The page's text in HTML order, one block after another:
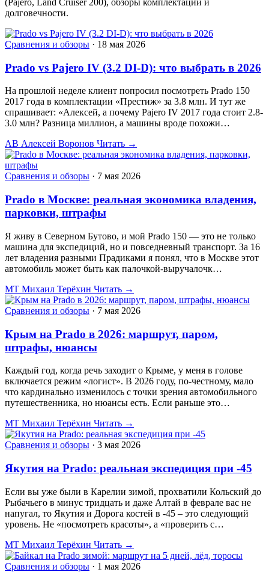
(Pajero, Land Cruiser 200), обзоры комплектаций и
долговечности.
Сравнения и обзоры · 18 мая 2026
Prado vs Pajero IV (3.2 DI-D): что выбрать в 2026
На прошлой неделе клиент попросил посмотреть Prado 150
2017 года в комплектации «Престиж» за 3.8 млн. И тут же
спрашивает: «Алексей, а почему Pajero IV 2017 года стоит 2.8-
3.0 млн? Разница миллион, а машины вроде похожи…
АВ Алексей Воронов Читать →
Сравнения и обзоры · 7 мая 2026
Prado в Москве: реальная экономика владения,
парковки, штрафы
Я живу в Северном Бутово, и мой Prado 150 — это не только
машина для экспедиций, но и повседневный транспорт. За 16
лет владения разными Прадиками я понял, что в Москве этот
автомобиль может быть как палочкой-выручалочк…
МТ Михаил Терёхин Читать →
Сравнения и обзоры · 7 мая 2026
Крым на Prado в 2026: маршрут, паром,
штрафы, нюансы
Каждый год, когда речь заходит о Крыме, у меня в голове
включается режим «логист». В 2026 году, по-честному, мало
что кардинально изменилось с точки зрения автомобильного
путешественника, но нюансы есть. Если раньше это…
МТ Михаил Терёхин Читать →
Сравнения и обзоры · 3 мая 2026
Якутия на Prado: реальная экспедиция при -45
Если вы уже были в Карелии зимой, прохватили Кольский до
Рыбачьего в минус тридцать и даже Алтай в феврале вас не
напугал, то Якутия и Дорога костей в -45 – это следующий
уровень. Не «посмотреть красоты», а «проверить с…
МТ Михаил Терёхин Читать →
Сравнения и обзоры · 1 мая 2026